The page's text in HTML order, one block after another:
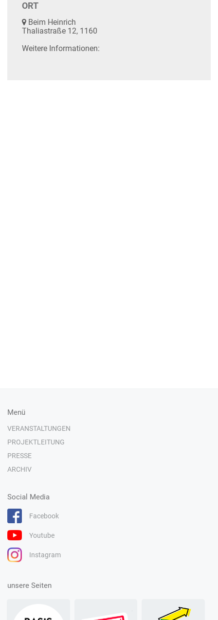
ORT
Beim Heinrich
Thaliastraße 12, 1160
Weitere Informationen:
Menü
VERANSTALTUNGEN
PROJEKTLEITUNG
PRESSE
ARCHIV
Social Media
Facebook
Youtube
Instagram
unsere Seiten